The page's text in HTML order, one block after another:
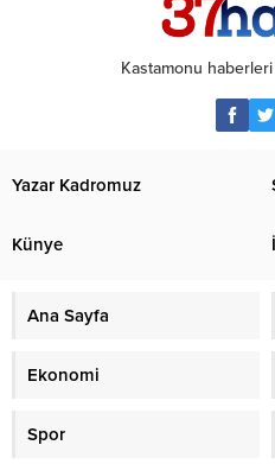
Kastamonu
Yazar Kadromuz
Künye
Ana Sayfa
Ekonomi
Spor